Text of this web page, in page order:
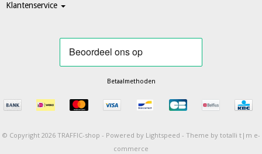
Klantenservice
Betaalmethoden
© Copyright 2026 TRAFFIC-shop - Powered by Lightspeed - Theme by totalli t|m e-
commerce